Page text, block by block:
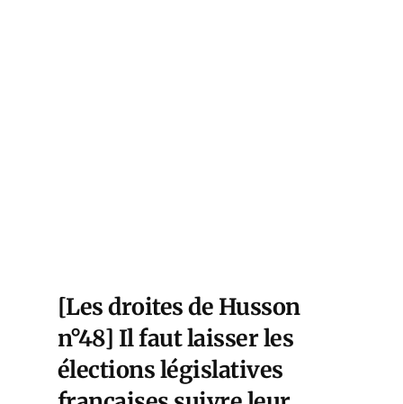
[Les droites de Husson
n°48] Il faut laisser les
élections législatives